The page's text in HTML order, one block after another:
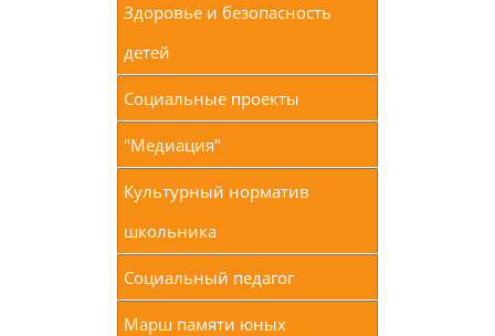
Здоровье и безопасность
детей
Социальные проекты
"Медиация"
Культурный норматив
школьника
Социальный педагог
Марш памяти юных